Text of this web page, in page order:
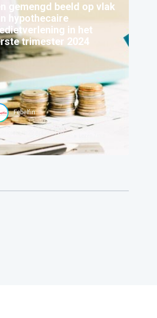
gemengd beeld op vlak
hypothecaire
in het
trimester 2024
Febelfin
29 Apr 2024 bij